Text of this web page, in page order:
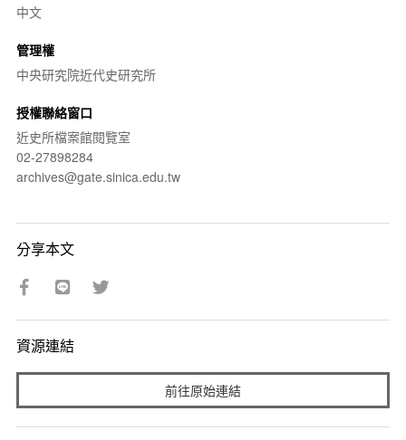
中文
管理權
中央研究院近代史研究所
授權聯絡窗口
近史所檔案館閱覽室
02-27898284
archives@gate.sinica.edu.tw
分享本文
資源連結
前往原始連結